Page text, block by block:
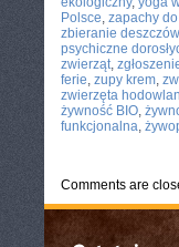
Polsce, zapachy
zbieranie
psychiczne
zwierząt,
ferie, zupy krem,
zwierzęta
żywność BIO,
funkcjonalna,
Comments are